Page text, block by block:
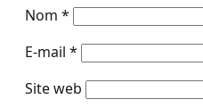
Nom *
E-mail *
Site web